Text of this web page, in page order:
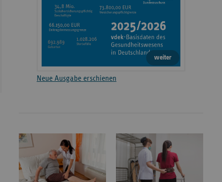
weiter
Neue Ausgabe erschienen